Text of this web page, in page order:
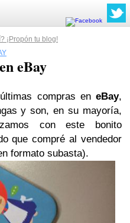
¡Propón tu blog!
eBay
compras en eBay,
y son, en su mayoría,
con este bonito
que compré al vendedor
formato subasta).